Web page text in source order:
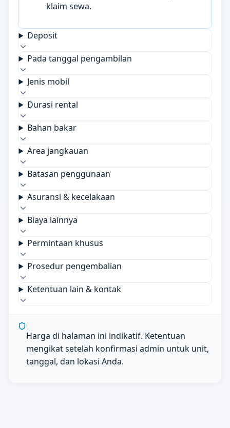
klaim sewa.
Deposit
Pada tanggal pengambilan
Jenis mobil
Durasi rental
Bahan bakar
Area jangkauan
Batasan penggunaan
Asuransi & kecelakaan
Biaya lainnya
Permintaan khusus
Prosedur pengembalian
Ketentuan lain & kontak
Harga di halaman ini indikatif. Ketentuan
mengikat setelah konfirmasi admin untuk unit,
tanggal, dan lokasi Anda.